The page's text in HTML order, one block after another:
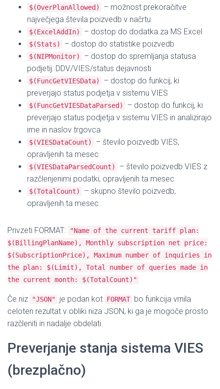
$(OverPlanAllowed)
– možnost prekoračitve
največjega števila poizvedb v načrtu
$(ExcelAddIn) – dostop do dodatka za MS Excel
$(Stats) – dostop do statistike poizvedb
$(NIPMonitor)
– dostop do spremljanja statusa
podjetij: DDV/VIES/status dejavnosti
$(FuncGetVIESData)
– dostop do funkcij, ki
preverjajo status podjetja v sistemu VIES
$(FuncGetVIESDataParsed)
– dostop do funkcij, ki
preverjajo status podjetja v sistemu VIES in analizirajo
ime in naslov trgovca
$(VIESDataCount)
– število poizvedb VIES,
opravljenih ta mesec
$(VIESDataParsedCount)
– število poizvedb VIES z
razčlenjenimi podatki, opravljenih ta mesec
$(TotalCount)
– skupno število poizvedb,
opravljenih ta mesec
Privzeti FORMAT:
"Name of the current tariff plan:
$(BillingPlanName), Monthly subscription net price:
$(SubscriptionPrice), Maximum number of inquiries in
the plan: $(Limit), Total number of queries made in
the current month: $(TotalCount)"
Če niz "JSON" je podan kot FORMAT bo funkcija vrnila
celoten rezultat v obliki niza JSON, ki ga je mogoče prosto
razčleniti in nadalje obdelati.
Preverjanje stanja sistema VIES
(brezplačno)